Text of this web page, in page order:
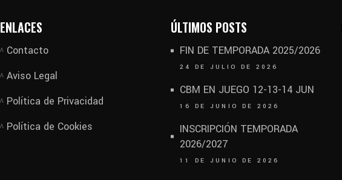
ENLACES
Contacto
Aviso Legal
Política de Privacidad
Política de Cookies
ÚLTIMOS POSTS
FIN DE TEMPORADA 2025/2026
24 DE JULIO DE 2026
CBM EN JUEGO 12-13-14 JUN
16 DE JUNIO DE 2026
INSCRIPCIÓN TEMPORADA
2026/2027
11 DE JUNIO DE 2026